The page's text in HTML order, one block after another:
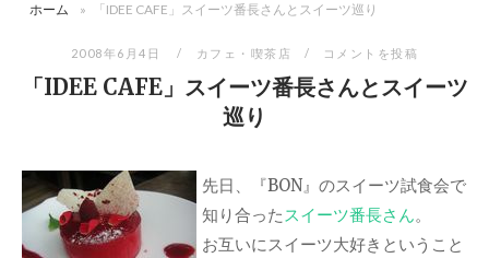
ホーム » 「IDEE CAFE」スイーツ番長さんとスイーツ巡り
2008年6月4日 カフェ・喫茶店 コメントを投稿
「IDEE CAFE」スイーツ番長さんとスイーツ
巡り
先日、『BON』のスイーツ試食会で
知り合ったスイーツ番長さん。
お互いにスイーツ大好きということ